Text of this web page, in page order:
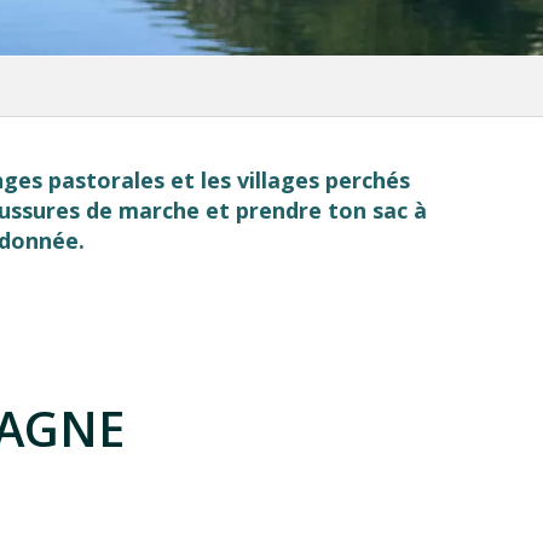
pastorales et les villages perchés
de marche et prendre ton sac à